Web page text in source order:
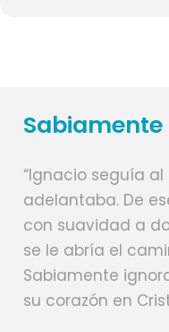
“Ignacio seguía al
adelantaba. De
con suavidad a
se le abría el
Sabiamente
su corazón en